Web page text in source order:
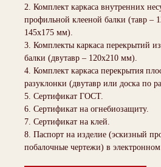
2. Комплект каркаса внутренних
профильной клееной балки (тавр –
145х175 мм).
3. Комплекты каркаса перекрытий
балки (двутавр – 120х210 мм).
4. Комплект каркаса перекрытия
разуклонки (двутавр или доска по
5. Сертификат ГОСТ.
6. Сертификат на огнебиозащиту.
7. Сертификат на клей.
8. Паспорт на изделие (эскизный
побалочные чертежи) в